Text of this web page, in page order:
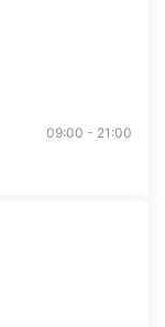
09:00 - 21:00